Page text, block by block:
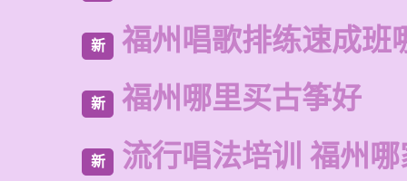
新 福州唱歌排练速成班
新 福州哪里买古筝好
新 流行唱法培训 福州